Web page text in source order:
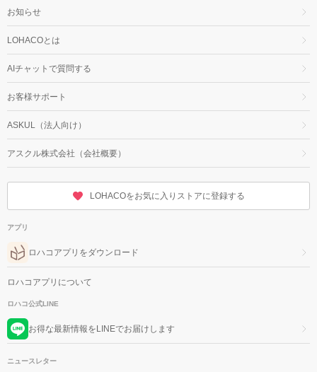
お知らせ
LOHACOとは
AIチャットで質問する
お客様サポート
ASKUL（法人向け）
アスクル株式会社（会社概要）
LOHACOをお気に入りストアに登録する
アプリ
ロハコアプリをダウンロード
ロハコアプリについて
ロハコ公式LINE
お得な最新情報をLINEでお届けします
ニュースレター